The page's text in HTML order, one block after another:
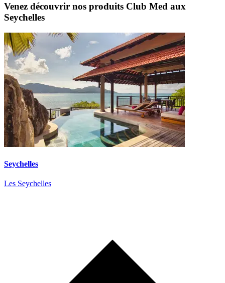
Venez découvrir nos produits Club Med aux
Seychelles
Seychelles
Les Seychelles